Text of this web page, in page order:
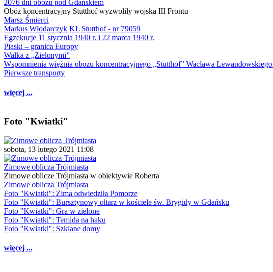
2076 dni obozu pod Gdańskiem
Obóz koncentracyjny Stutthof wyzwoliły wojska III Frontu
Marsz Śmierci
Markus Włodarczyk KL Stutthof - nr 79059
Egzekucje 11 stycznia 1940 r. i 22 marca 1940 r.
Piaski – granica Europy
Walka z „Zielonymi”
Wspomnienia więźnia obozu koncentracyjnego „Stutthof” Wacława
Pierwsze transporty
więcej ...
Foto "Kwiatki"
sobota, 13 lutego 2021 11:08
Zimowe oblicza Trójmiasta
Zimowe oblicze Trójmiasta w obiektywie Roberta
Zimowe oblicza Trójmiasta
Foto "Kwiatki": Zima odwiedziła Pomorze
Foto "Kwiatki": Bursztynowy ołtarz w kościele św. Brygidy w Gdańsku
Foto "Kwiatki": Gra w zielone
Foto "Kwiatki": Temida na haku
Foto "Kwiatki": Szklane domy
więcej ...